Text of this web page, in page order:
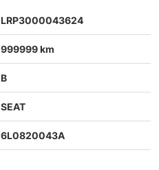
LRP3000043624
999999 km
B
SEAT
6L0820043A